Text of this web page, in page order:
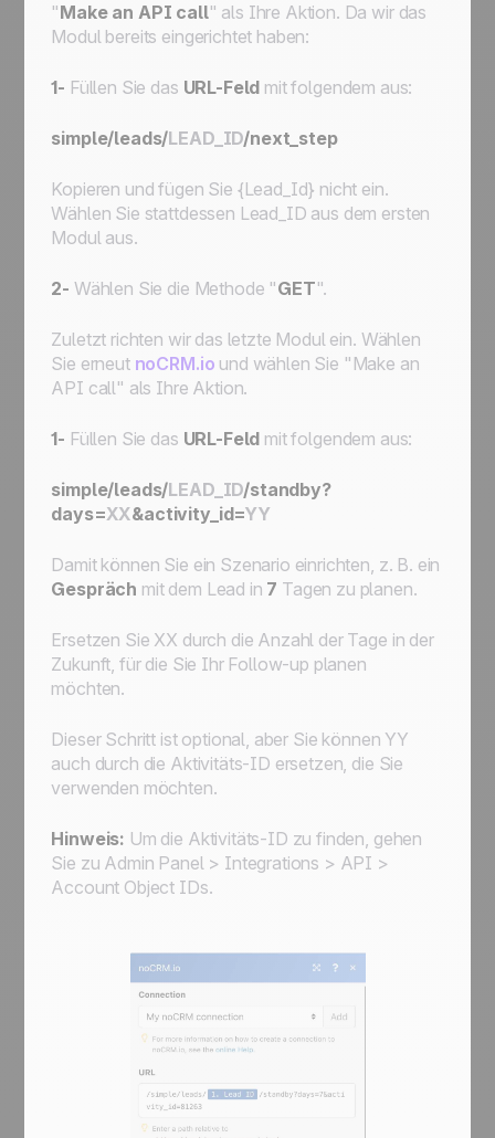
"Make an API call" als Ihre Aktion. Da wir das
Modul bereits eingerichtet haben:
1- Füllen Sie das URL-Feld mit folgendem aus:
simple/leads/LEAD_ID/next_step
Kopieren und fügen Sie {Lead_Id} nicht ein.
Wählen Sie stattdessen Lead_ID aus dem ersten
Modul aus.
2- Wählen Sie die Methode "GET".
Zuletzt richten wir das letzte Modul ein. Wählen
Sie erneut noCRM.io und wählen Sie "Make an
API call" als Ihre Aktion.
1- Füllen Sie das URL-Feld mit folgendem aus:
simple/leads/LEAD_ID/standby?
days=XX&activity_id=YY
Damit können Sie ein Szenario einrichten, z. B. ein
Gespräch mit dem Lead in 7 Tagen zu planen.
Ersetzen Sie XX durch die Anzahl der Tage in der
Zukunft, für die Sie Ihr Follow-up planen
möchten.
Dieser Schritt ist optional, aber Sie können YY
auch durch die Aktivitäts-ID ersetzen, die Sie
verwenden möchten.
Hinweis: Um die Aktivitäts-ID zu finden, gehen
Sie zu Admin Panel > Integrations > API >
Account Object IDs.